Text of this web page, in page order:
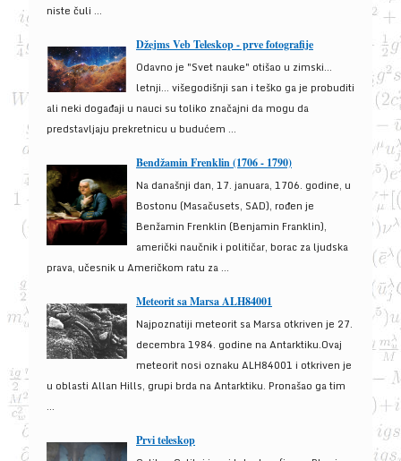
niste čuli ...
Džejms Veb Teleskop - prve fotografije
Odavno je "Svet nauke" otišao u zimski...
letnji... višegodišnji san i teško ga je probuditi
ali neki događaji u nauci su toliko značajni da mogu da
predstavljaju prekretnicu u budućem ...
Bendžamin Frenklin (1706 - 1790)
Na današnji dan, 17. januara, 1706. godine, u
Bostonu (Masačusets, SAD), rođen je
Benžamin Frenklin (Benjamin Franklin),
američki naučnik i političar, borac za ljudska
prava, učesnik u Američkom ratu za ...
Meteorit sa Marsa ALH84001
Najpoznatiji meteorit sa Marsa otkriven je 27.
decembra 1984. godine na Antarktiku.Ovaj
meteorit nosi oznaku ALH84001 i otkriven je
u oblasti Allan Hills, grupi brda na Antarktiku. Pronašao ga tim
...
Prvi teleskop